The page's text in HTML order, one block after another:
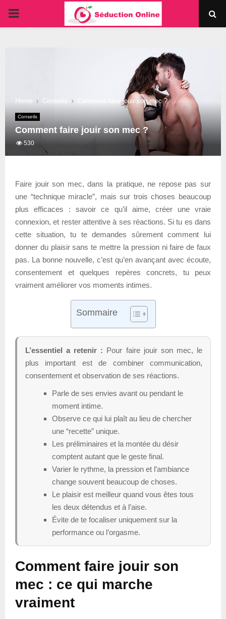
PRIMARY
Home Conseils Comment faire jouir son mec ?
Conseils
Comment faire jouir son mec ?
530
Faire jouir son mec, dans la pratique, ne repose pas sur
une “technique miracle”, mais sur trois choses beaucoup
plus efficaces : savoir ce qu’il aime, créer une vraie
connexion, et rester attentive à ses réactions. Si tu es dans
cette situation, tu te demandes sûrement comment lui
donner du plaisir sans te mettre la pression ni faire de faux
pas. La bonne nouvelle, c’est qu’en avançant avec écoute,
consentement et quelques repères concrets, tu peux
vraiment améliorer vos moments intimes.
Sommaire
L’essentiel a retenir : Pour faire jouir son mec, le
plus important est de combiner communication,
consentement et observation de ses réactions.
Parle de ses envies avant ou pendant le
moment intime.
Observe ce qui lui plaît au lieu de chercher
une “recette” unique.
Les préliminaires et la montée du désir
comptent autant que le geste final.
Varier le rythme, la pression et l’ambiance
change souvent beaucoup de choses.
Le plaisir est meilleur quand vous êtes tous
les deux détendus et à l’aise.
Évite de te focaliser uniquement sur la
performance ou l’orgasme.
Comment faire jouir son
mec : ce qui marche
vraiment